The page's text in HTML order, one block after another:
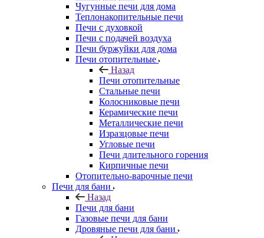
Чугунные печи для дома
Теплонакопительные печи
Печи с духовкой
Печи с подачей воздуха
Печи буржуйки для дома
Печи отопительные
Назад
Печи отопительные
Стальные печи
Колосниковые печи
Керамические печи
Металлические печи
Изразцовые печи
Угловые печи
Печи длительного горения
Кирпичные печи
Отопительно-варочные печи
Печи для бани
Назад
Печи для бани
Газовые печи для бани
Дровяные печи для бани